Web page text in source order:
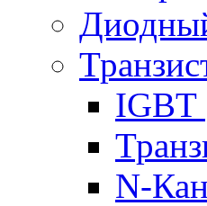
IGBT
N-